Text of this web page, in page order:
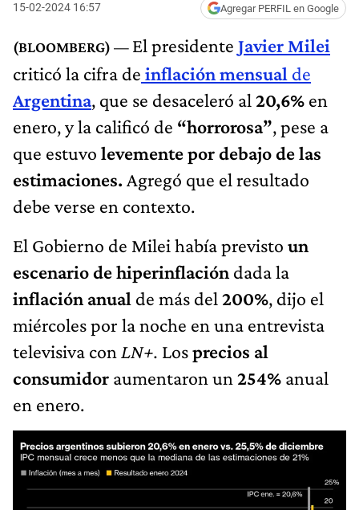
15-02-2024 16:57 Agregar PERFIL en Google
El presidente Javier Milei
criticó la cifra de inflación mensual de
Argentina, que se desaceleró al 20,6% en
enero, y la calificó de “horrorosa”, pese a
que estuvo levemente por debajo de las
estimaciones. Agregó que el resultado
debe verse en contexto.
El Gobierno de Milei había previsto un
escenario de hiperinflación dada la
inflación anual de más del 200%, dijo el
miércoles por la noche en una entrevista
televisiva con LN+. Losprecios al
consumidor aumentaron un 254% anual
en enero.